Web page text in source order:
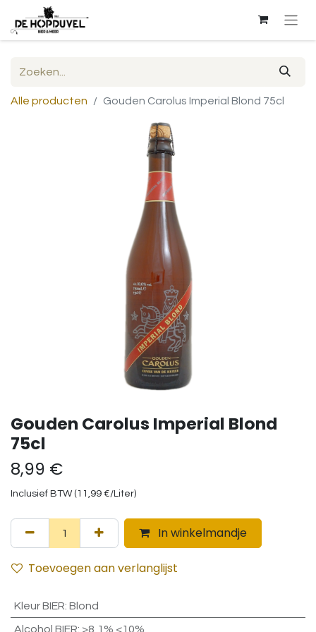
Alle producten Gouden Carolus Imperial Blond 75cl
Gouden Carolus Imperial Blond
75cl
8,99 €
Inclusief BTW ( 11,99 €/Liter)
In winkelmandje
Toevoegen aan verlanglijst
Kleur BIER: Blond
Alcohol BIER: >8,1% <10%